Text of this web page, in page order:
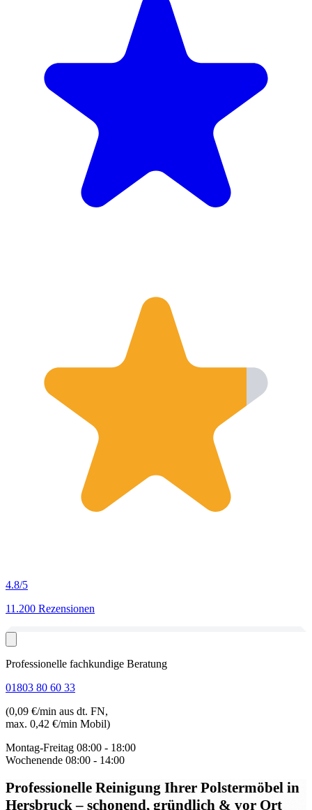
4.8/5
11.200 Rezensionen
Professionelle fachkundige Beratung
01803 80 60 33
(0,09 €/min aus dt. FN,
max. 0,42 €/min Mobil)
Montag-Freitag 08:00 - 18:00
Wochenende 08:00 - 14:00
Professionelle Reinigung Ihrer Polstermöbel in
Hersbruck– schonend, gründlich & vor Ort